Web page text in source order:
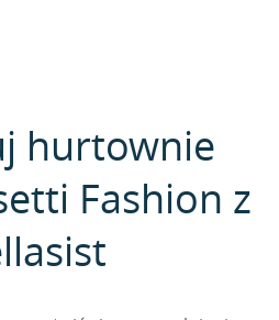
hurtownie
Fashion z